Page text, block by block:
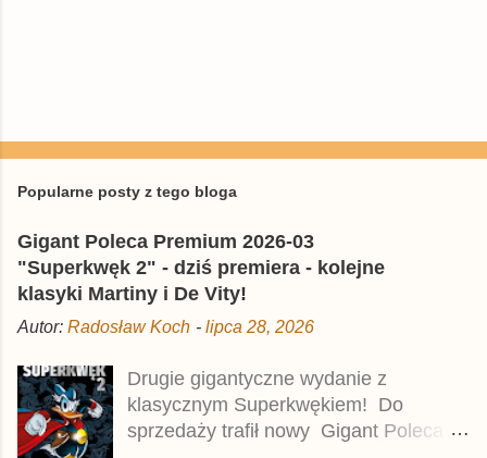
e
i
j
o
m
e
t
a
r
z
Popularne posty z tego bloga
Gigant Poleca Premium 2026-03
"Superkwęk 2" - dziś premiera - kolejne
klasyki Martiny i De Vity!
Autor: Radosław Koch - lipca 28, 2026
Drugie gigantyczne wydanie z
klasycznym Superkwękiem! Do
sprzedaży trafił nowy Gigant Poleca